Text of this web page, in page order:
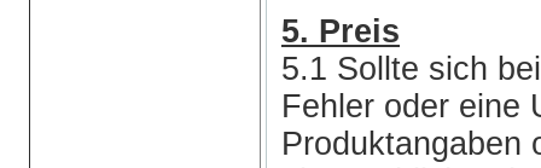
5. Preis
5.1 Sollte sich
Fehler oder eine
Produktangaben